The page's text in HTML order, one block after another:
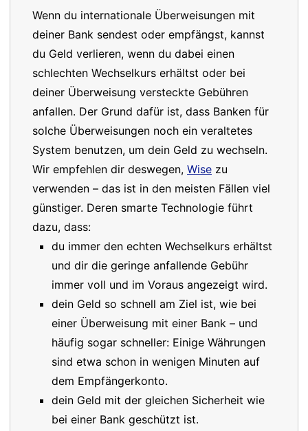
Wenn du internationale Überweisungen mit
deiner Bank sendest oder empfängst, kannst
du Geld verlieren, wenn du dabei einen
schlechten Wechselkurs erhältst oder bei
deiner Überweisung versteckte Gebühren
anfallen. Der Grund dafür ist, dass Banken für
solche Überweisungen noch ein veraltetes
System benutzen, um dein Geld zu wechseln.
Wir empfehlen dir deswegen, Wise zu
verwenden – das ist in den meisten Fällen viel
günstiger. Deren smarte Technologie führt
dazu, dass:
du immer den echten Wechselkurs erhältst
und dir die geringe anfallende Gebühr
immer voll und im Voraus angezeigt wird.
dein Geld so schnell am Ziel ist, wie bei
einer Überweisung mit einer Bank – und
häufig sogar schneller: Einige Währungen
sind etwa schon in wenigen Minuten auf
dem Empfängerkonto.
dein Geld mit der gleichen Sicherheit wie
bei einer Bank geschützt ist.